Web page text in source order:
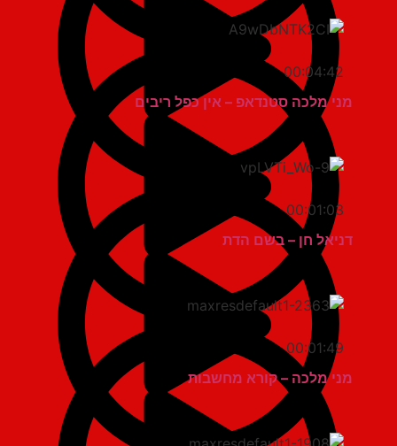
00:04:42
מני מלכה סטנדאפ – אין כפל ריבים
00:01:03
דניאל חן – בשם הדת
00:01:49
מני מלכה – קורא מחשבות